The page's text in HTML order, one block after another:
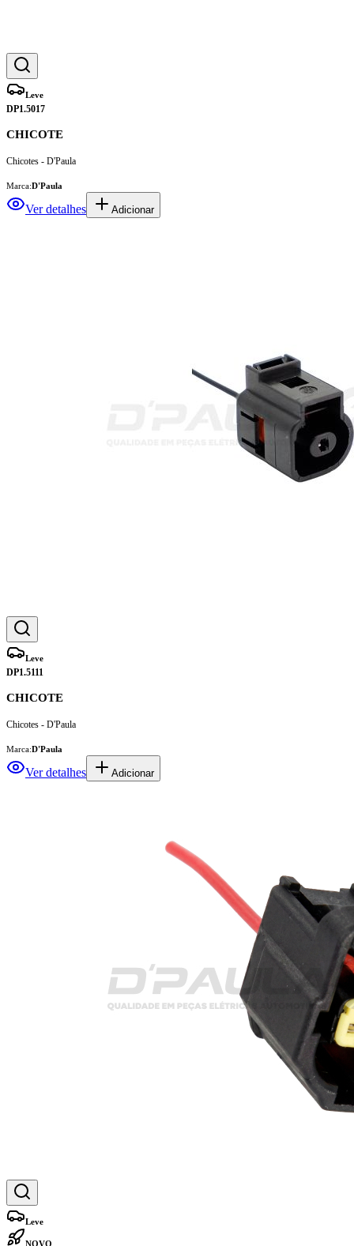
Leve
DP1.5017
CHICOTE
Chicotes - D'Paula
Marca:D'Paula
Ver detalhes Adicionar
Leve
DP1.5111
CHICOTE
Chicotes - D'Paula
Marca:D'Paula
Ver detalhes Adicionar
Leve
NOVO